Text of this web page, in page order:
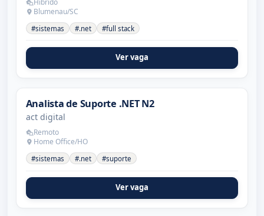
Blumenau/SC
#sistemas #.net #full stack
Ver vaga
Analista de Suporte .NET N2
act digital
Remoto
Home Office/HO
#sistemas #.net #suporte
Ver vaga